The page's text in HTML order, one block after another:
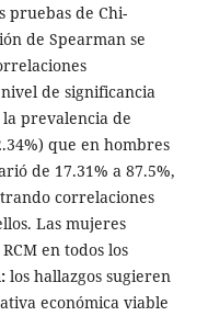
pruebas de Chi-
de Spearman se
de significancia
prevalencia de
que en hombres
de 17.31% a 87.5%,
correlaciones
Las mujeres
en todos los
los hallazgos sugieren
económica viable